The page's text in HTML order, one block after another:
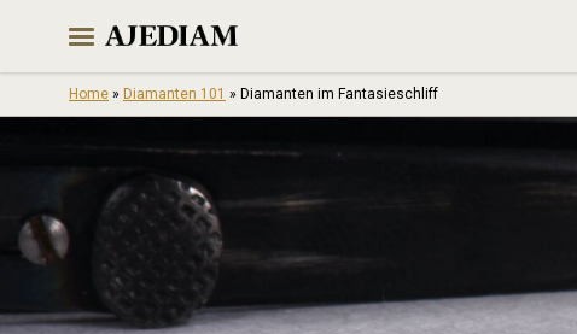
content
Home » Diamanten 101 » Diamanten im Fantasieschliff